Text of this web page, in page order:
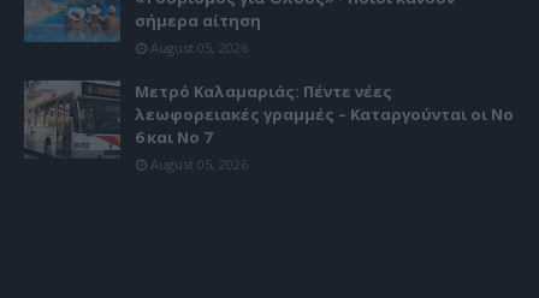
σήμερα αίτηση
August 05, 2026
Μετρό Καλαμαριάς: Πέντε νέες
λεωφορειακές γραμμές – Καταργούνται οι Νο
6 και Νο 7
August 05, 2026